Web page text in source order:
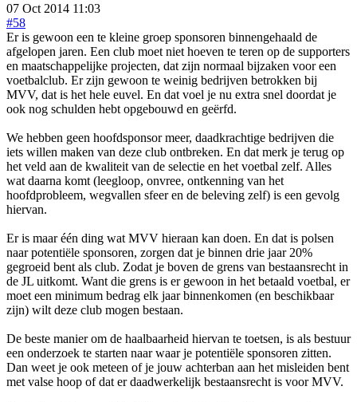
07 Oct 2014 11:03
#58
Er is gewoon een te kleine groep sponsoren binnengehaald de
afgelopen jaren. Een club moet niet hoeven te teren op de supporters
en maatschappelijke projecten, dat zijn normaal bijzaken voor een
voetbalclub. Er zijn gewoon te weinig bedrijven betrokken bij
MVV, dat is het hele euvel. En dat voel je nu extra snel doordat je
ook nog schulden hebt opgebouwd en geërfd.
We hebben geen hoofdsponsor meer, daadkrachtige bedrijven die
iets willen maken van deze club ontbreken. En dat merk je terug op
het veld aan de kwaliteit van de selectie en het voetbal zelf. Alles
wat daarna komt (leegloop, onvree, ontkenning van het
hoofdprobleem, wegvallen sfeer en de beleving zelf) is een gevolg
hiervan.
Er is maar één ding wat MVV hieraan kan doen. En dat is polsen
naar potentiële sponsoren, zorgen dat je binnen drie jaar 20%
gegroeid bent als club. Zodat je boven de grens van bestaansrecht in
de JL uitkomt. Want die grens is er gewoon in het betaald voetbal, er
moet een minimum bedrag elk jaar binnenkomen (en beschikbaar
zijn) wilt deze club mogen bestaan.
De beste manier om de haalbaarheid hiervan te toetsen, is als bestuur
een onderzoek te starten naar waar je potentiële sponsoren zitten.
Dan weet je ook meteen of je jouw achterban aan het misleiden bent
met valse hoop of dat er daadwerkelijk bestaansrecht is voor MVV.